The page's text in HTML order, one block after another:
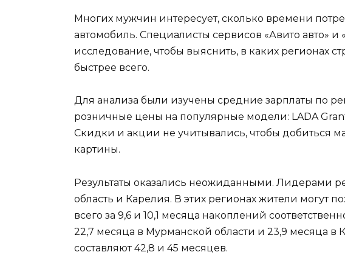
Многих мужчин интересует, сколько времени
автомобиль. Специалисты сервисов «Авито авто» и
исследование, чтобы выяснить, в каких регионах
быстрее всего.
Для анализа были изучены средние зарплаты по
розничные цены на популярные модели: LADA
Скидки и акции не учитывались, чтобы добиться
картины.
Результаты оказались неожиданными. Лидерами
область и Карелия. В этих регионах жители могут
всего за 9,6 и 10,1 месяца накоплений
22,7 месяца в Мурманской области и 23,9 месяца в
составляют 42,8 и 45 месяцев.